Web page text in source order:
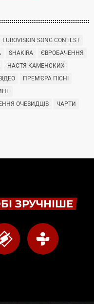
EUROVISION SONG CONTEST
SHAKIRA
ЄВРОБАЧЕННЯ
НАСТЯ КАМЕНСКИХ
ПРЕМ'ЄРА ПІСНІ
ОЧЕВИДЦІВ
ЧАРТИ
ЗРУЧНІШЕ